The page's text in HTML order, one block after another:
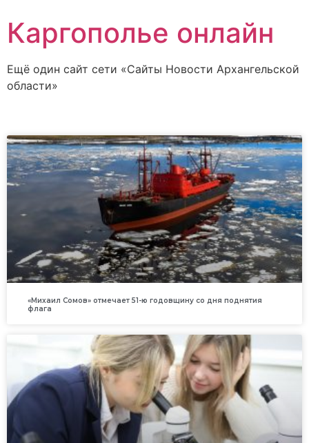
Каргополье онлайн
Ещё один сайт сети «Сайты Новости Архангельской
области»
«Михаил Сомов» отмечает 51-ю годовщину со дня поднятия
флага